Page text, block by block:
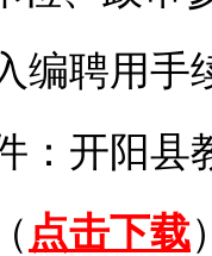
编聘用手
开阳县
点击下载）